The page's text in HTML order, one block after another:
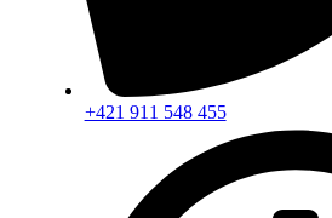
+421 911 548 455